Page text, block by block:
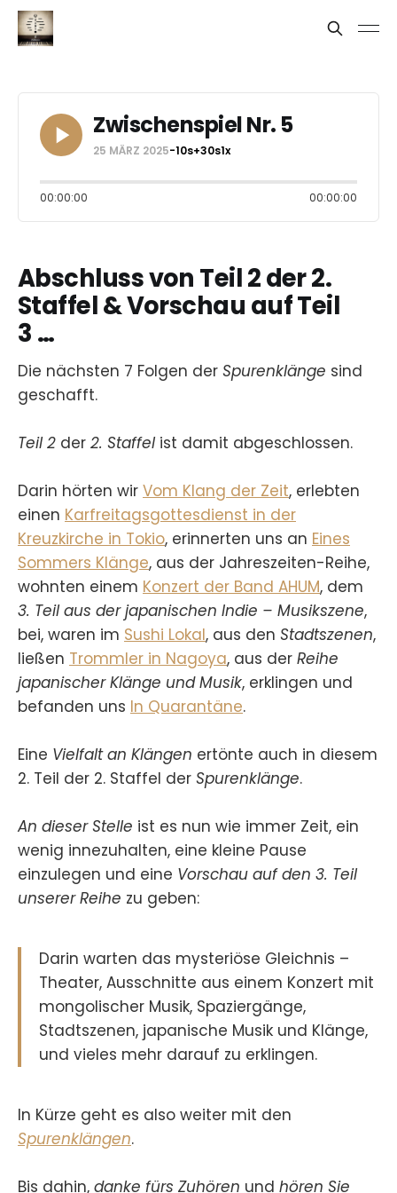
Zwischenspiel Nr. 5
25 MÄRZ 2025-10s+30s1x
00:00:00 00:00:00
Abschluss von Teil 2 der 2.
Staffel & Vorschau auf Teil
3 …
Die nächsten 7 Folgen der Spurenklänge sind
geschafft.
Teil 2 der 2. Staffelist damit abgeschlossen.
Darin hörten wir Vom Klang der Zeit, erlebten
einen Karfreitagsgottesdienst in der
Kreuzkirche in Tokio, erinnerten uns an Eines
Sommers Klänge, aus der Jahreszeiten-Reihe,
wohnten einem Konzert der Band AHUM, dem
3. Teil aus der japanischen Indie – Musikszene,
bei, waren im Sushi Lokal, aus den Stadtszenen,
ließen Trommler in Nagoya, aus der Reihe
japanischer Klänge und Musik, erklingen und
befanden uns In Quarantäne.
Eine Vielfalt an Klängen ertönte auch in diesem
2. Teil der 2. Staffel der Spurenklänge.
An dieser Stelle ist es nun wie immer Zeit, ein
wenig innezuhalten, eine kleine Pause
einzulegen und eine Vorschau auf den 3. Teil
unserer Reihe zu geben:
Darin warten das mysteriöse Gleichnis –
Theater, Ausschnitte aus einem Konzert mit
mongolischer Musik, Spaziergänge,
Stadtszenen, japanische Musik und Klänge,
und vieles mehr darauf zu erklingen.
In Kürze geht es also weiter mit den
Spurenklängen.
Bis dahin, danke fürs Zuhören und hören Sie